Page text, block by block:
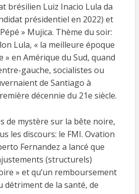
brésilien Luiz Inacio Lula da
présidentiel en 2022) et
» Mujica. Thème du soir:
Lula, « la meilleure époque
» en Amérique du Sud, quand
gauche, socialistes ou
de Santiago à
décennie du 21e siècle.
de mystère sur la bête noire,
les discours: le FMI. Ovation
Fernandez a lancé que
(structurels)
» et qu’un remboursement
détriment de la santé, de